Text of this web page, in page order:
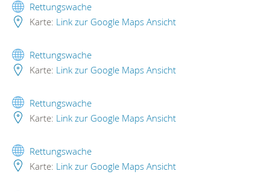
Rettungswache
Karte: Link zur Google Maps Ansicht
Rettungswache
Karte: Link zur Google Maps Ansicht
Rettungswache
Karte: Link zur Google Maps Ansicht
Rettungswache
Karte: Link zur Google Maps Ansicht